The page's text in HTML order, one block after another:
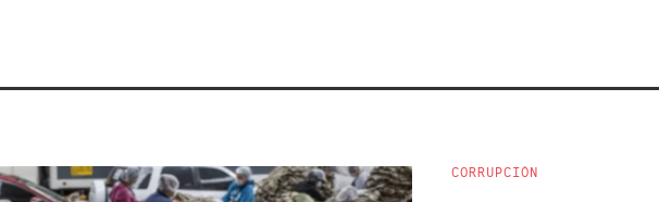
CORRUPCIÓN